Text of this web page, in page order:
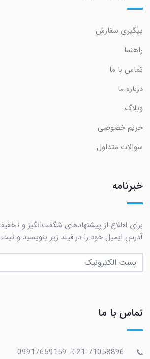
پیگیری سفارش
راهنما
تماس با ما
درباره ما
وبلاگ
حریم خصوصی
سوالات متداول
خبرنامه
برای اطلاع از پیشنهادهای شگفت‌انگیز و
آدرس ایمیل خود را در فیلد زیر بنویسید و ثبت
تماس با ما